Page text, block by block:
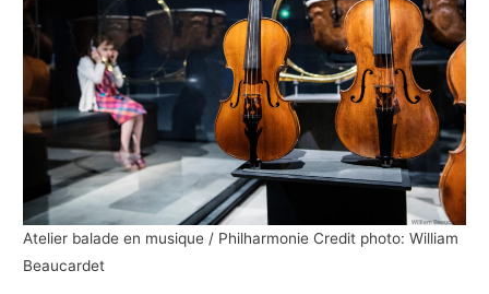
Atelier balade en musique / Philharmonie Credit photo: William
Beaucardet